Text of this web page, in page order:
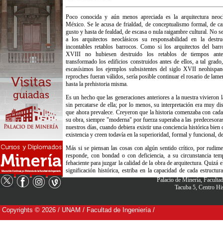
Palacio de Minería,
Tacuba 5, Centro
Copyrights © 2026 / UNAM / Facultad de Ingeniería /